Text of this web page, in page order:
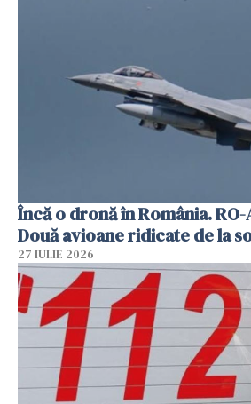
Încă o dronă în România.
Două avioane ridicate de la
27 IULIE 2026